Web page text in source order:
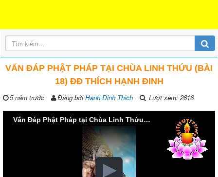
VẤN ĐÁP PHẬT PHÁP TẠI CHÙA LINH THỨU (BÀI
18) ĐĐ THÍCH HẠNH ĐINH
5 năm trước Đăng bởiHanh Dinh Thich Lượt xem: 2616
Vấn Đáp Phật Pháp tại Chùa Linh Thứu (Bài 18) ĐĐ Thích Hạnh Đinh